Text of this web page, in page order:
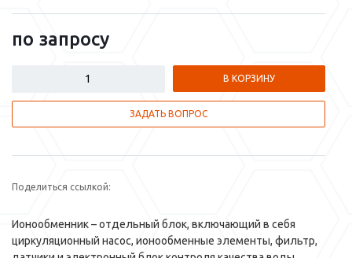
по запросу
В КОРЗИНУ
ЗАДАТЬ ВОПРОС
Поделиться ссылкой:
Ионообменник – отдельный блок, включающий в себя
циркуляционный насос, ионообменные элементы, фильтр,